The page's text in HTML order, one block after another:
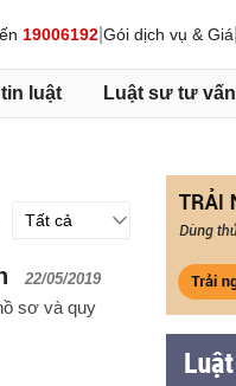
19006192 Gói dịch vụ & Giá
luật Luật sư tư vấn
22/05/2019
sơ và quy